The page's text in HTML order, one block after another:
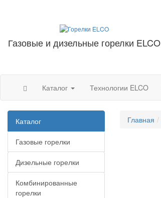
Газовые и дизельные горелки ELCO
Каталог Технологии ELCO
Каталог
Газовые горелки
Дизельные горелки
Комбинированные
горелки
Главная